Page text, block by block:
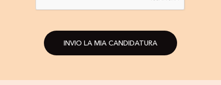
INVIO LA MIA CANDIDATURA